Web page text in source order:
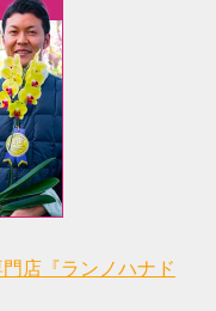
店『ランノハナド